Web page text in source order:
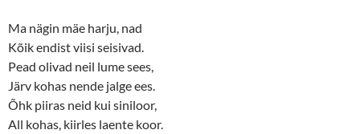
Ma nägin mäe harju, nad
Kõik endist viisi seisivad.
Pead olivad neil lume sees,
Järv kohas nende jalge ees.
Õhk piiras neid kui siniloor,
All kohas, kiirles laente koor.